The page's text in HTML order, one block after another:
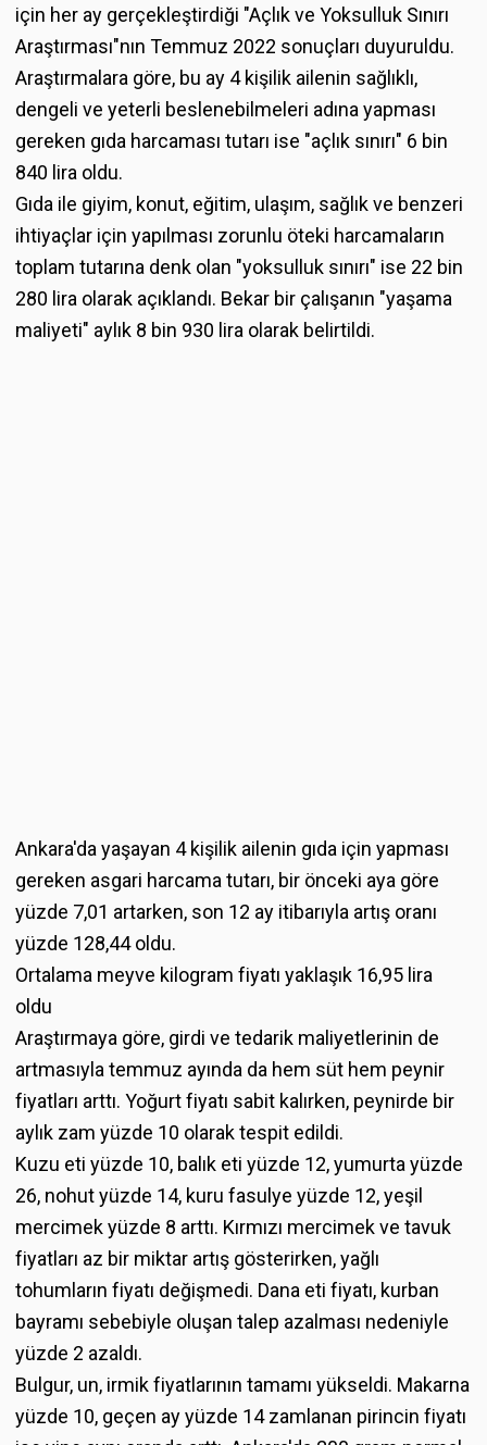
için her ay gerçekleştirdiği "Açlık ve Yoksulluk Sınırı
Araştırması"nın Temmuz 2022 sonuçları duyuruldu.
Araştırmalara göre, bu ay 4 kişilik ailenin sağlıklı,
dengeli ve yeterli beslenebilmeleri adına yapması
gereken gıda harcaması tutarı ise "açlık sınırı" 6 bin
840 lira oldu.
Gıda ile giyim, konut, eğitim, ulaşım, sağlık ve benzeri
ihtiyaçlar için yapılması zorunlu öteki harcamaların
toplam tutarına denk olan "yoksulluk sınırı" ise 22 bin
280 lira olarak açıklandı. Bekar bir çalışanın "yaşama
maliyeti" aylık 8 bin 930 lira olarak belirtildi.
Ankara'da yaşayan 4 kişilik ailenin gıda için yapması
gereken asgari harcama tutarı, bir önceki aya göre
yüzde 7,01 artarken, son 12 ay itibarıyla artış oranı
yüzde 128,44 oldu.
Ortalama meyve kilogram fiyatı yaklaşık 16,95 lira
oldu
Araştırmaya göre, girdi ve tedarik maliyetlerinin de
artmasıyla temmuz ayında da hem süt hem peynir
fiyatları arttı. Yoğurt fiyatı sabit kalırken, peynirde bir
aylık zam yüzde 10 olarak tespit edildi.
Kuzu eti yüzde 10, balık eti yüzde 12, yumurta yüzde
26, nohut yüzde 14, kuru fasulye yüzde 12, yeşil
mercimek yüzde 8 arttı. Kırmızı mercimek ve tavuk
fiyatları az bir miktar artış gösterirken, yağlı
tohumların fiyatı değişmedi. Dana eti fiyatı, kurban
bayramı sebebiyle oluşan talep azalması nedeniyle
yüzde 2 azaldı.
Bulgur, un, irmik fiyatlarının tamamı yükseldi. Makarna
yüzde 10, geçen ay yüzde 14 zamlanan pirincin fiyatı